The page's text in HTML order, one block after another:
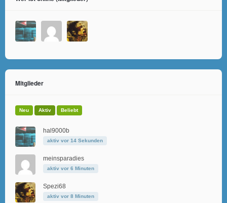
Mitglieder
Neu Aktiv Beliebt
hal9000b
aktiv vor 14 Sekunden
meinsparadies
aktiv vor 6 Minuten
Spezi68
aktiv vor 8 Minuten